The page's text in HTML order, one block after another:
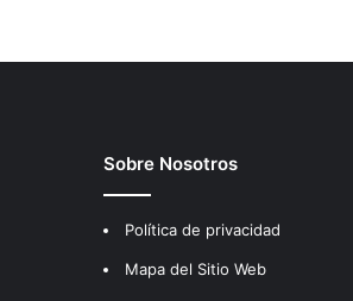
Sobre Nosotros
Política de privacidad
Mapa del Sitio Web